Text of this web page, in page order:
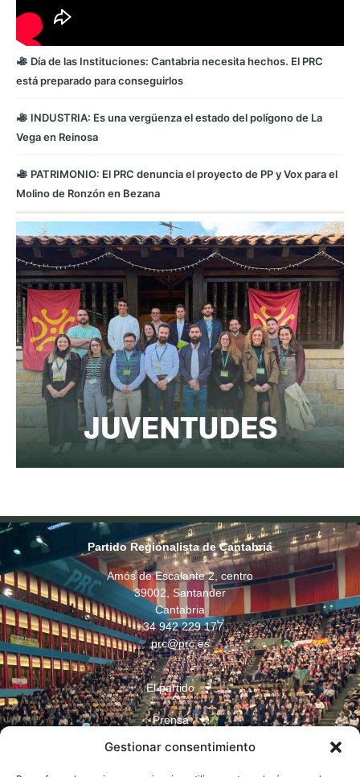
Gestionar consentimiento
Día de las Instituciones: Cantabria necesita hechos. El PRC
está preparado para conseguirlos
INDUSTRIA: Es una vergüenza el estado del polígono de La
Vega en Reinosa
PATRIMONIO: El PRC denuncia el proyecto de PP y Vox para el
Molino de Ronzón en Bezana
Partido Regionalista de Cantabria
Amós de Escalante 2, centro
39002, Santander
Cantabria
+34 942 229 177
prc@prc.es
El partido
Prensa
Juventudes